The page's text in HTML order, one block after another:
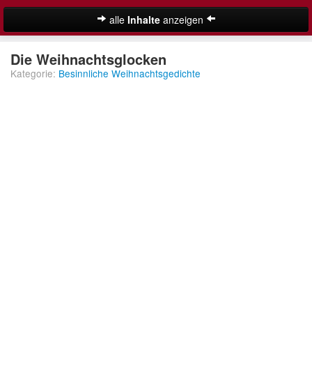
alle Inhalteanzeigen
Adventsgedichte
Die Weihnachtsglocken
Kategorie: Besinnliche Weihnachtsgedichte